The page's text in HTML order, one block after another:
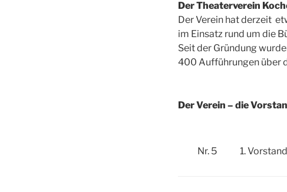
Der Theaterverein
Der Verein hat derzeit
im Einsatz rund um die
Seit der Gründung
400 Aufführungen über
Der Verein – die
Nr. 5 1. Vorstand